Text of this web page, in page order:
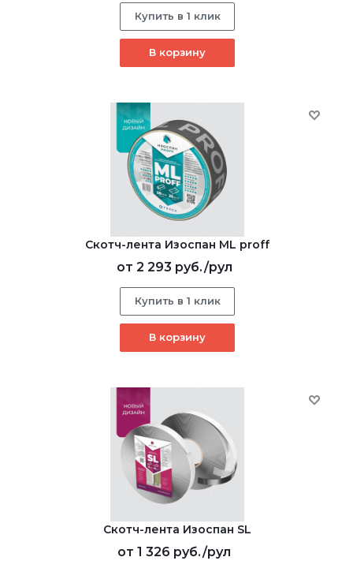
Купить в 1 клик
В корзину
Скотч-лента Изоспан ML proff
от 2 293 руб./рул
Купить в 1 клик
В корзину
Скотч-лента Изоспан SL
от 1 326 руб./рул